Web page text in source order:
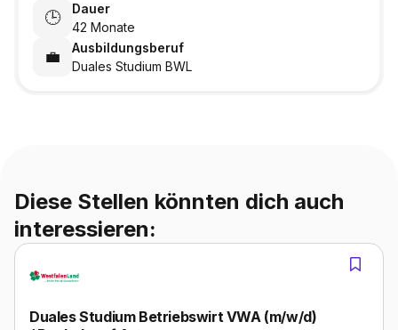
🕒
Dauer
42 Monate
💼
Ausbildungsberuf
Duales Studium BWL
Diese Stellen könnten dich auch
interessieren:
Duales Studium Betriebswirt VWA (m/w/d)